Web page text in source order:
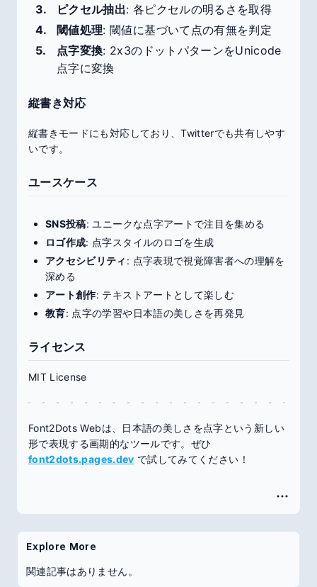
ピクセル抽出: 各ピクセルの明るさを取得
閾値処理: 閾値に基づいて点の有無を判定
点字変換: 2x3のドットパターンをUnicode
点字に変換
縦書き対応
縦書きモードにも対応しており、Twitterでも共有しやす
いです。
ユースケース
SNS投稿: ユニークな点字アートで注目を集める
ロゴ作成: 点字スタイルのロゴを生成
アクセシビリティ : 点字表現で視覚障害者への理解を
深める
アート創作: テキストアートとして楽しむ
教育: 点字の学習や日本語の美しさを再発見
ライセンス
MIT License
Font2Dots Webは、日本語の美しさを点字という新しい
形で表現する画期的なツールです。ぜひ
font2dots.pages.dev で試してみてください！
Explore More
関連記事はありません。